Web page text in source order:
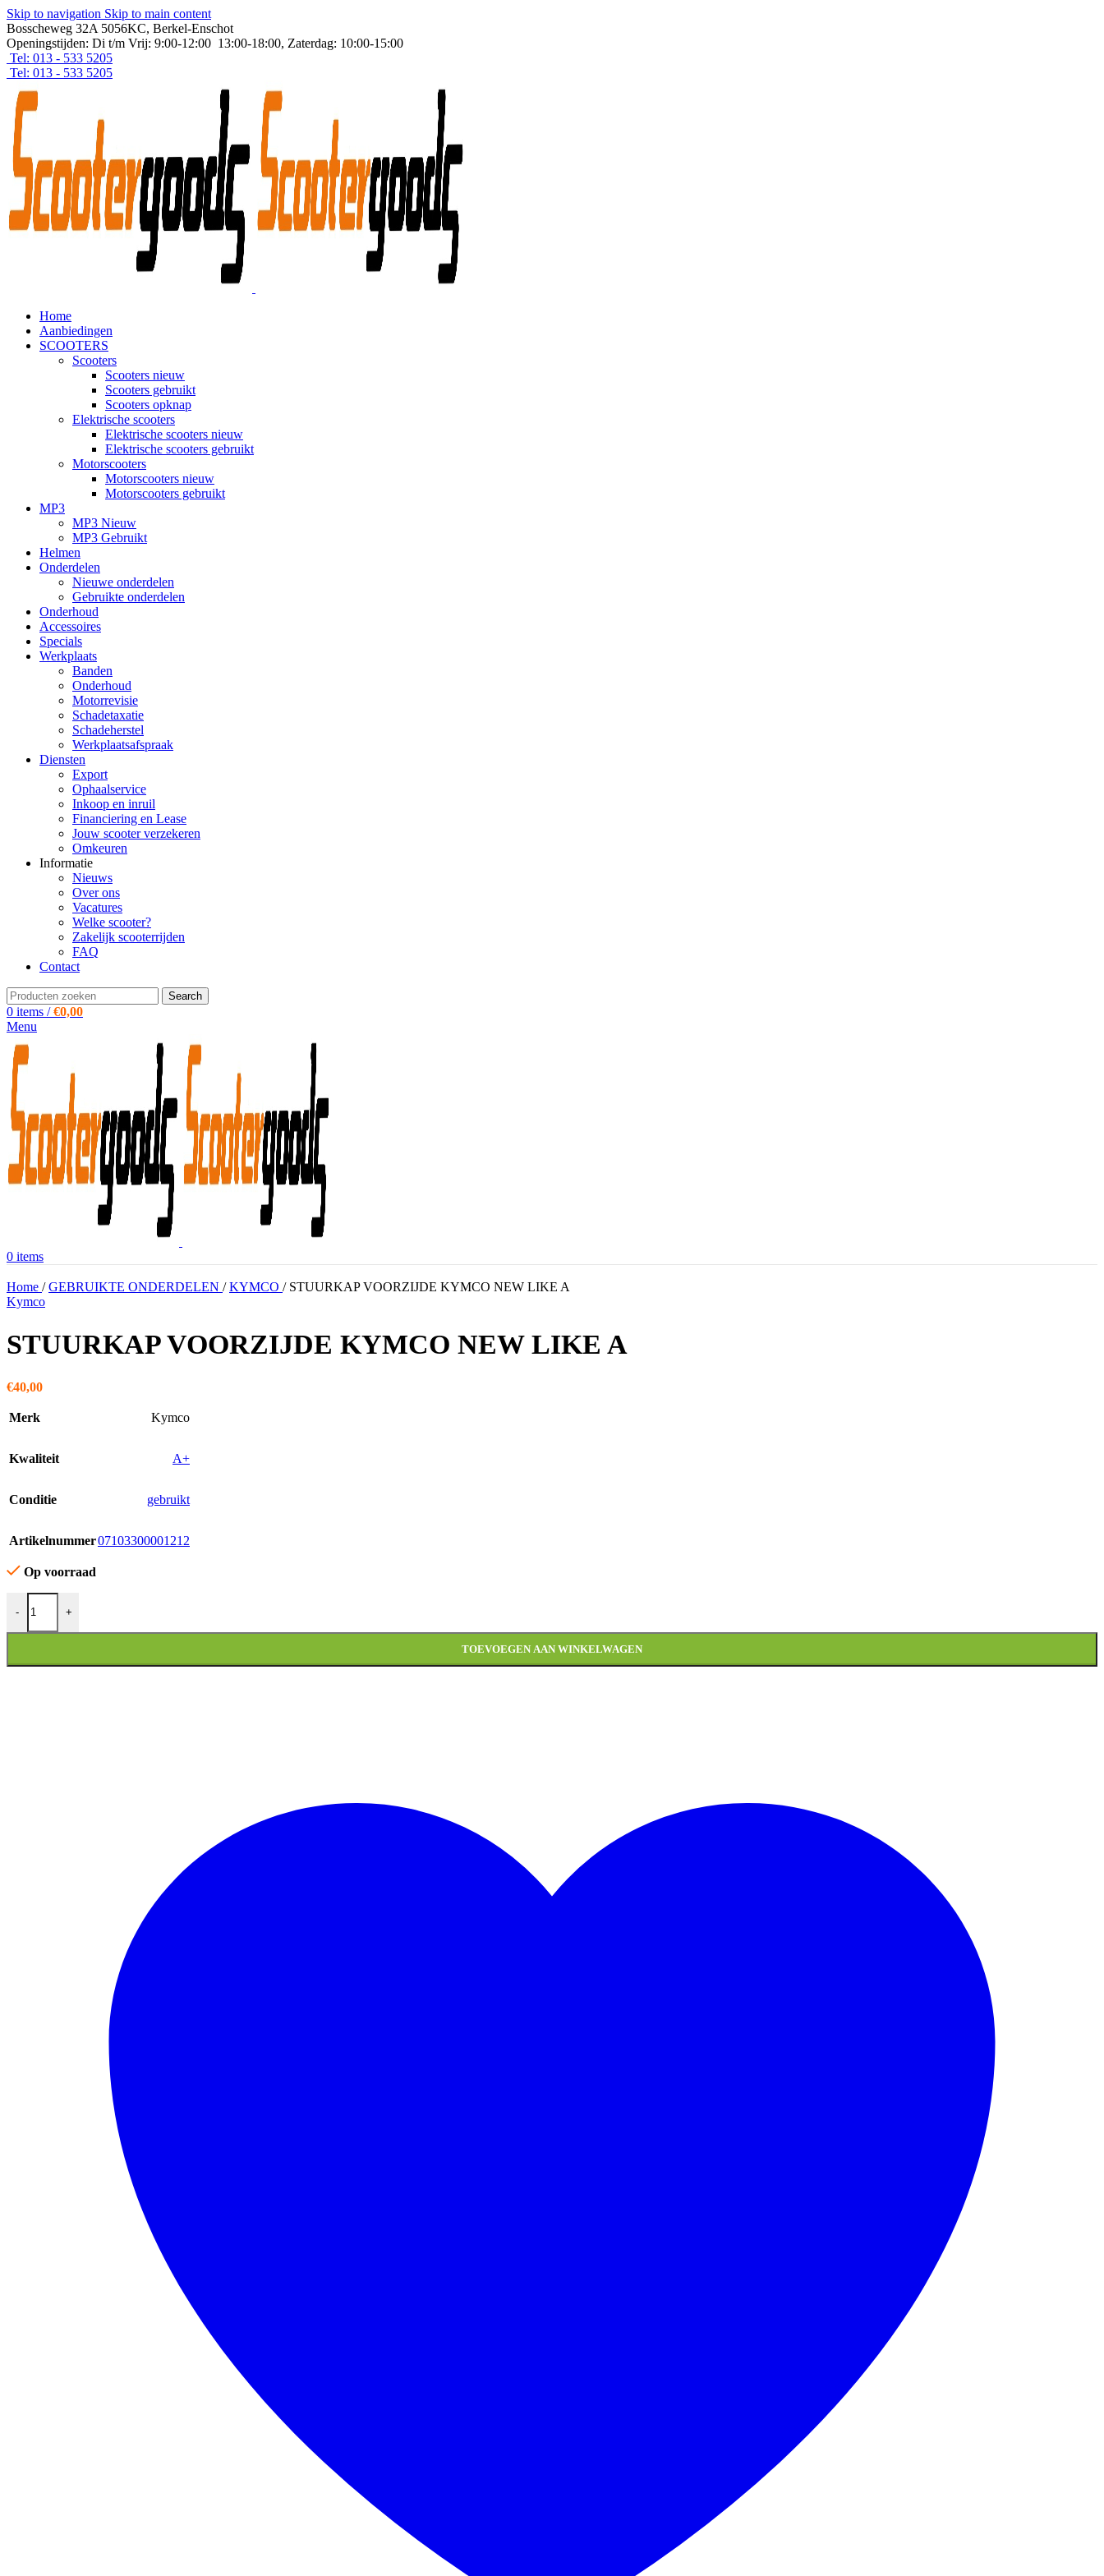
Skip to navigation Skip to main content
Bosscheweg 32A 5056KC, Berkel-Enschot
Openingstijden: Di t/m Vrij: 9:00-12:00 13:00-18:00, Zaterdag: 10:00-15:00
Tel: 013 - 533 5205
Tel: 013 - 533 5205
Home
Aanbiedingen
SCOOTERS
Scooters
Scooters nieuw
Scooters gebruikt
Scooters opknap
Elektrische scooters
Elektrische scooters nieuw
Elektrische scooters gebruikt
Motorscooters
Motorscooters nieuw
Motorscooters gebruikt
MP3
MP3 Nieuw
MP3 Gebruikt
Helmen
Onderdelen
Nieuwe onderdelen
Gebruikte onderdelen
Onderhoud
Accessoires
Specials
Werkplaats
Banden
Onderhoud
Motorrevisie
Schadetaxatie
Schadeherstel
Werkplaatsafspraak
Diensten
Export
Ophaalservice
Inkoop en inruil
Financiering en Lease
Jouw scooter verzekeren
Omkeuren
Informatie
Nieuws
Over ons
Vacatures
Welke scooter?
Zakelijk scooterrijden
FAQ
Contact
Search
0 items / €0,00
Menu
0 items
Home / GEBRUIKTE ONDERDELEN / KYMCO / STUURKAP VOORZIJDE KYMCO NEW LIKE A
Kymco
STUURKAP VOORZIJDE KYMCO NEW LIKE A
€40,00
Merk Kymco
Kwaliteit A+
Conditie gebruikt
Artikelnummer07103300001212
Op voorraad
-
STUURKAP VOORZIJDE KYMCO NEW LIKE A aantal
+
TOEVOEGEN AAN WINKELWAGEN